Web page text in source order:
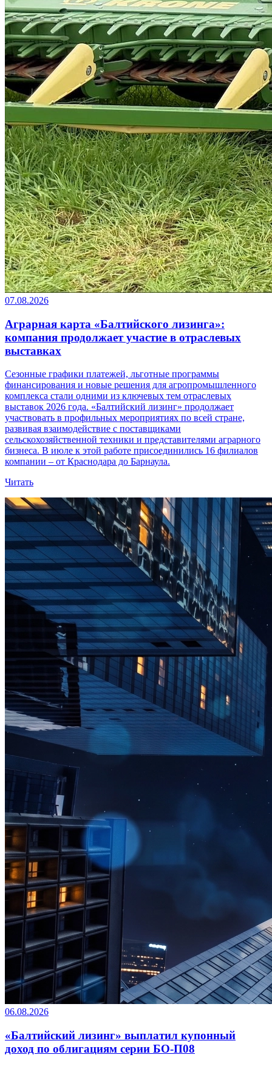
07.08.2026
Аграрная карта «Балтийского лизинга»:
компания продолжает участие в отраслевых
выставках
Сезонные графики платежей, льготные программы
финансирования и новые решения для агропромышленного
комплекса стали одними из ключевых тем отраслевых
выставок 2026 года. «Балтийский лизинг» продолжает
участвовать в профильных мероприятиях по всей стране,
развивая взаимодействие с поставщиками
сельскохозяйственной техники и представителями аграрного
бизнеса. В июле к этой работе присоединились 16 филиалов
компании – от Краснодара до Барнаула.
Читать
06.08.2026
«Балтийский лизинг» выплатил купонный
доход по облигациям серии БО-П08